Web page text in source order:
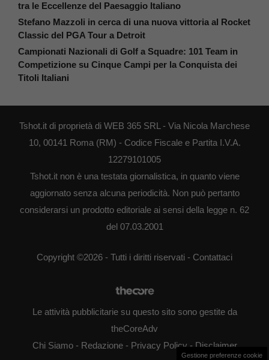
tra le Eccellenze del Paesaggio Italiano
Stefano Mazzoli in cerca di una nuova vittoria al Rocket
Classic del PGA Tour a Detroit
Campionati Nazionali di Golf a Squadre: 101 Team in
Competizione su Cinque Campi per la Conquista dei
Titoli Italiani
Tshot.it di proprietà di WEB 365 SRL - Via Nicola Marchese
10, 00141 Roma (RM) - Codice Fiscale e Partita I.V.A.
12279101005
Tshot.it non è una testata giornalistica, in quanto viene
aggiornato senza alcuna periodicità. Non può pertanto
considerarsi un prodotto editoriale ai sensi della legge n. 62
del 07.03.2001
Copyright ©2026 - Tutti i diritti riservati - Contattaci
Le attività pubblicitarie su questo sito sono gestite da
theCoreAdv
Chi Siamo- Redazione- Privacy Policy- Disclaimer
Gestione preferenze cookie